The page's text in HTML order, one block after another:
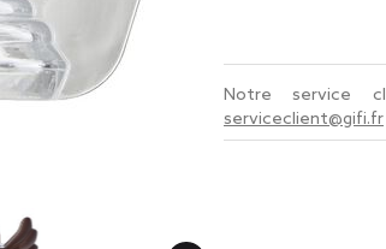
Notre service
serviceclient@gifi.fr